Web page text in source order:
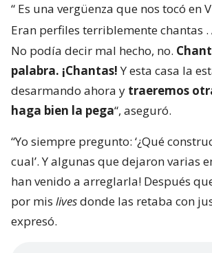
“ Es una vergüenza que nos tocó en
Eran perfiles terriblemente chantas
No podía decir mal hecho, no.
palabra. ¡Chantas!Y esta casa la
desarmando ahora y traeremos
haga bien la pega“, aseguró.
“Yo siempre pregunto: ‘¿Qué
cual’. Y algunas que dejaron varias
han venido a arreglarla! Después
por mis livesdonde las retaba con
expresó.